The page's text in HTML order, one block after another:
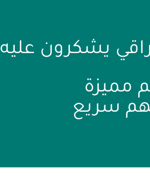
يشكرون عليه
مميزة
سريع